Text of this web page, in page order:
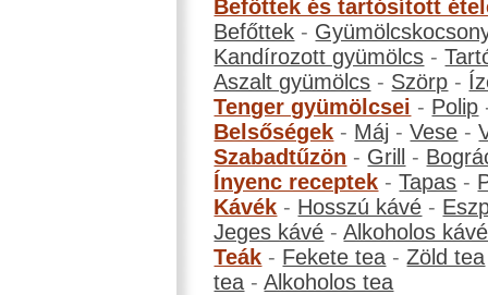
Befőttek és tartósított
Befőttek -
Kandírozott gyümölcs -
Aszalt gyümölcs - Szörp -
Tenger gyümölcsei - Polip
Belsőségek - Máj -Vese -
Szabadtűzön - Grill -
Ínyenc receptek -Tapas -
Kávék - Hosszú kávé -
Jeges kávé -Alkoholos kávé
Teák - Fekete tea -Zöld tea
tea -Alkoholos tea